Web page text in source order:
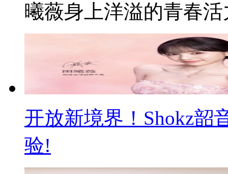
曦薇身上洋溢的青春
开放新境界！Shokz韶
验!